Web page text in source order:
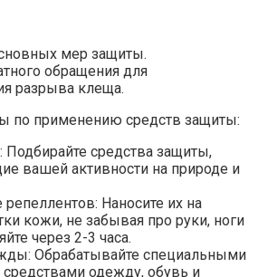
мер защиты.
обращения для
разрыва клеща.
по применению средств защиты:
Подбирайте средства защиты,
вашей активности на природе и
Наносите их на
кожи, не забывая про руки, ноги
через 2-3 часа.
Обрабатывайте специальными
одежду, обувь и